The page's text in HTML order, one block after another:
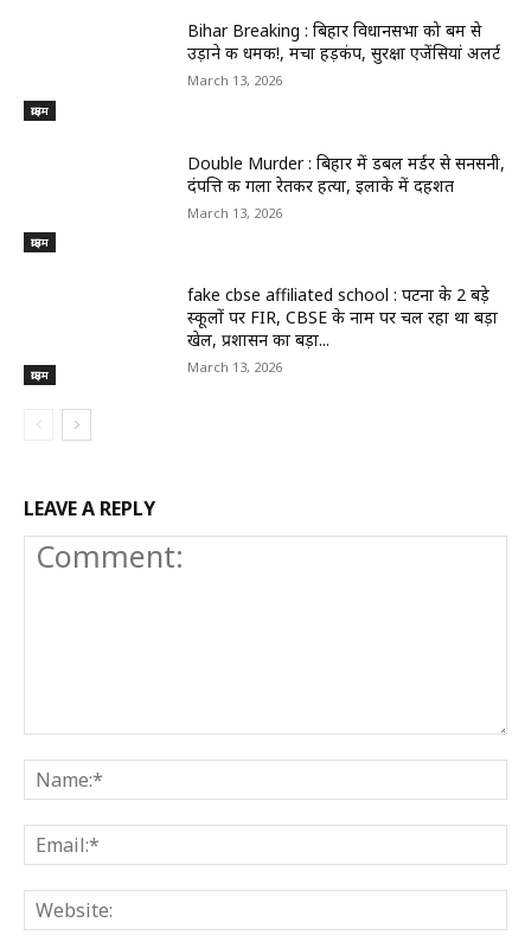
क्राइम
Bihar Breaking : बिहार विधानसभा को बम से
उड़ाने की धमकी!, मचा हड़कंप, सुरक्षा एजेंसियां अलर्ट
March 13, 2026
क्राइम
Double Murder : बिहार में डबल मर्डर से सनसनी,
दंपत्ति की गला रेतकर हत्या, इलाके में दहशत
March 13, 2026
क्राइम
fake cbse affiliated school : पटना के 2 बड़े
स्कूलों पर FIR, CBSE के नाम पर चल रहा था बड़ा
खेल, प्रशासन का बड़ा...
March 13, 2026
LEAVE A REPLY
Comment: